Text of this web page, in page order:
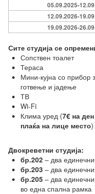
05.09.2025-
12.09.2026-
19.09.2026-
Сите студија се
Сопствен тоалет
Тераса
Мини-кујна со прибор
готвење и јадење
ТВ
Wi-Fi
Клима уред (7€ на
плаќа на лице место)
Двокреветни студија:
бр.202 – два
бр.203 – два
бр.205 – два
во една спална рамка